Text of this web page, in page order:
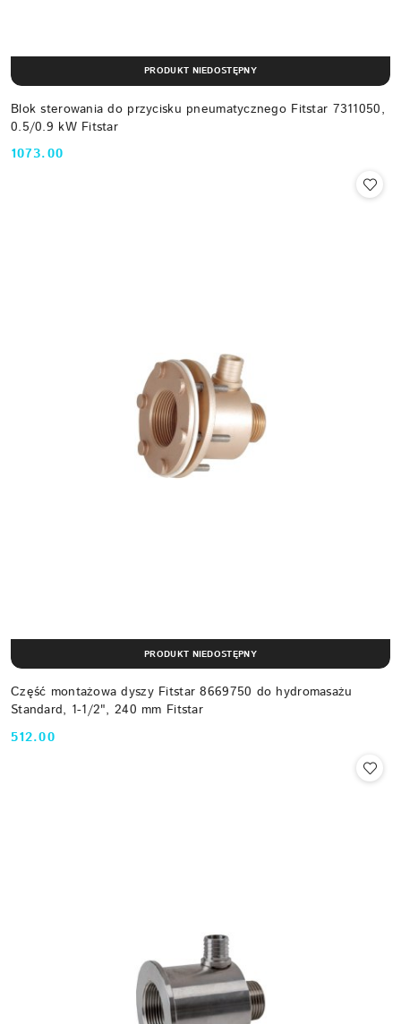
Blok sterowania do przycisku pneumatycznego Fitstar 7311050,
0.5/0.9 kW Fitstar
Cena:
1073.00
PRODUKT NIEDOSTĘPNY
Część montażowa dyszy Fitstar 8669750 do hydromasażu
Standard, 1-1/2", 240 mm Fitstar
Cena:
512.00
PRODUKT NIEDOSTĘPNY